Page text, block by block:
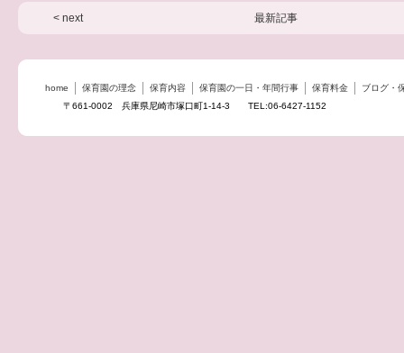
< next 最新記事
home 保育園の理念 保育内容 保育園の一日・年間行事 保育料金
ブログ・
〒661-0002 兵庫県尼崎市塚口町1-14-3 TEL:06-6427-1152